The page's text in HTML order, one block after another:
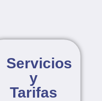
Servicios
y
Tarifas